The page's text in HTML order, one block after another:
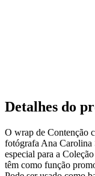
Detalhes do
O wrap de Contenção
fotógrafa Ana Carolina
especial para a
têm como função